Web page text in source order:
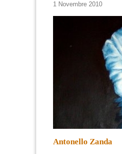
1 Novembre 2010
Antonello Zanda